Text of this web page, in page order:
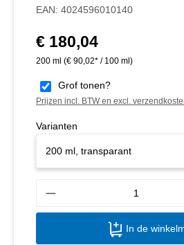
EAN: 4024596010140
Normale prijs:
€ 180,04
200 ml (€ 90,02* / 100 ml)
Grof tonen?
Prijzen incl. BTW en excl.
Varianten
In de